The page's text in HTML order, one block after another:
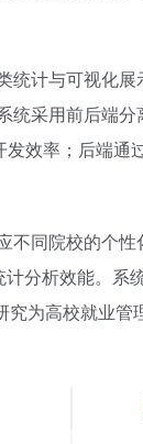
统计与可视化
统采用前后端分
效率；后端通
不同院校的个
分析效能。系
为高校就业管